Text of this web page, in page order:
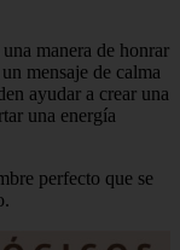
manera de honrar
mensaje de calma
ayudar a crear una
una energía
perfecto que se